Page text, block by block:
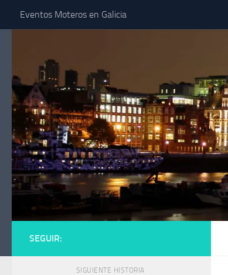
Saltar al contenido
Eventos Moteros en Galicia
SEGUIR:
SIGUIENTE HISTORIA